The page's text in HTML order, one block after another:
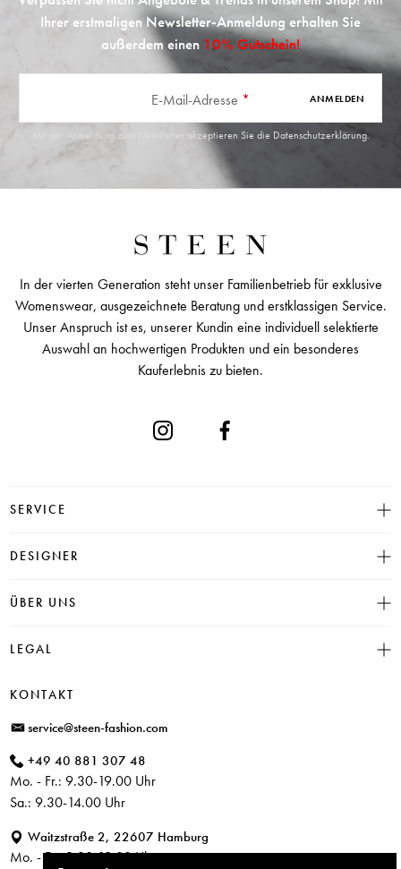
Ihrer erstmaligen Newsletter-Anmeldung erhalten Sie
außerdem einen 10% Gutschein!
E-Mail-Adresse * ANMELDEN
Mit der Anmeldung zum Newsletter akzeptieren Sie die Datenschutzerklärung.
In der vierten Generation steht unser Familienbetrieb für exklusive
Womenswear, ausgezeichnete Beratung und erstklassigen Service.
Unser Anspruch ist es, unserer Kundin eine individuell selektierte
Auswahl an hochwertigen Produkten und ein besonderes
Kauferlebnis zu bieten.
SERVICE
Größentabelle
Häufige Fragen
Rücksendung
DESIGNER
INSIEME
JUVIA
CANDICE COOPER
+ Mehr Designer
ÜBER UNS
Historie
LEGAL
Impressum
KONTAKT
service@steen-fashion.com
+49 40 881 307 48
Mo. - Fr.: 9.30-19.00 Uhr
Sa.: 9.30-14.00 Uhr
Waitzstraße 2, 22607 Hamburg
Mo. - Fr.: 9.30-19.00 Uhr